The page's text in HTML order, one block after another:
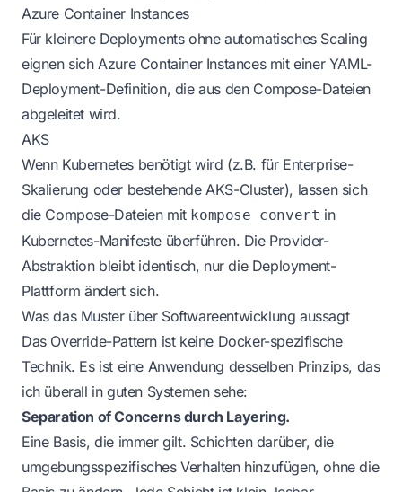
Azure Container Instances
Für kleinere Deployments ohne automatisches Scaling
eignen sich Azure Container Instances mit einer YAML-
Deployment-Definition, die aus den Compose-Dateien
abgeleitet wird.
AKS
Wenn Kubernetes benötigt wird (z.B. für Enterprise-
Skalierung oder bestehende AKS-Cluster), lassen sich
die Compose-Dateien mit kompose convert in
Kubernetes-Manifeste überführen. Die Provider-
Abstraktion bleibt identisch, nur die Deployment-
Plattform ändert sich.
Was das Muster über Softwareentwicklung aussagt
Das Override-Pattern ist keine Docker-spezifische
Technik. Es ist eine Anwendung desselben Prinzips, das
ich überall in guten Systemen sehe:
Separation of Concerns durch Layering.
Eine Basis, die immer gilt. Schichten darüber, die
umgebungsspezifisches Verhalten hinzufügen, ohne die